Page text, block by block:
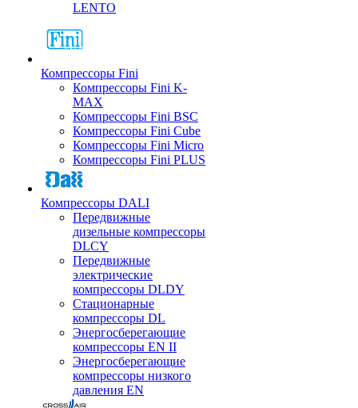
LENTO
Компрессоры Fini
Компрессоры Fini K-
MAX
Компрессоры Fini BSC
Компрессоры Fini Cube
Компрессоры Fini Micro
Компрессоры Fini PLUS
Компрессоры DALI
Передвижные
дизельные компрессоры
DLCY
Передвижные
электрические
компрессоры DLDY
Стационарные
компрессоры DL
Энергосберегающие
компрессоры EN II
Энергосберегающие
компрессоры низкого
давления EN